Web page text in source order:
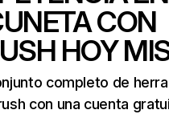
CON
HOY
completo de
con una cuenta